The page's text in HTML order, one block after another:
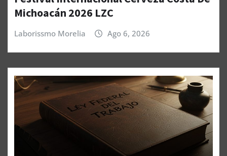
Michoacán 2026 LZC
Laborissmo Morelia Ago 6, 2026